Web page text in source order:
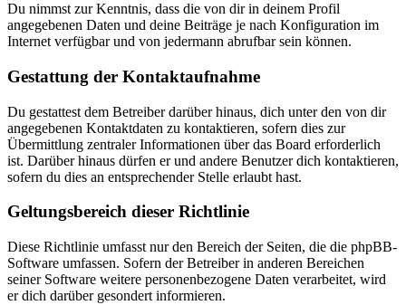
Du nimmst zur Kenntnis, dass die von dir in deinem Profil
angegebenen Daten und deine Beiträge je nach Konfiguration im
Internet verfügbar und von jedermann abrufbar sein können.
Gestattung der Kontaktaufnahme
Du gestattest dem Betreiber darüber hinaus, dich unter den von dir
angegebenen Kontaktdaten zu kontaktieren, sofern dies zur
Übermittlung zentraler Informationen über das Board erforderlich
ist. Darüber hinaus dürfen er und andere Benutzer dich kontaktieren,
sofern du dies an entsprechender Stelle erlaubt hast.
Geltungsbereich dieser Richtlinie
Diese Richtlinie umfasst nur den Bereich der Seiten, die die phpBB-
Software umfassen. Sofern der Betreiber in anderen Bereichen
seiner Software weitere personenbezogene Daten verarbeitet, wird
er dich darüber gesondert informieren.